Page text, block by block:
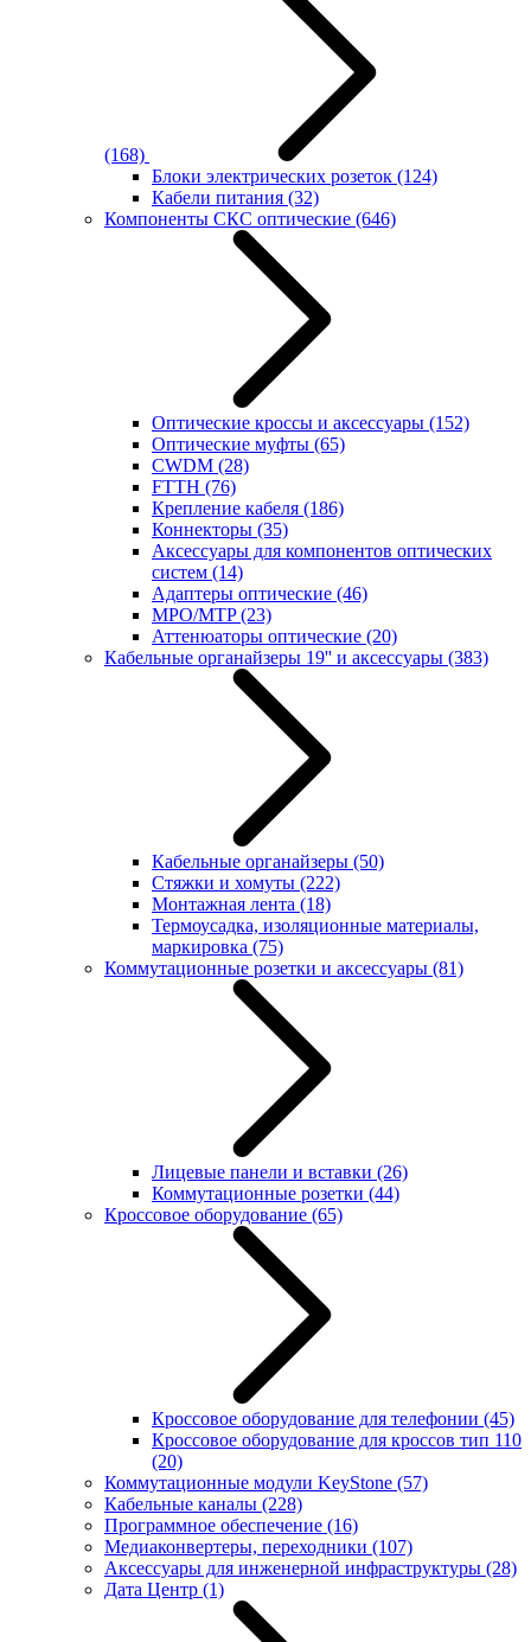
(168)
Блоки электрических розеток (124)
Кабели питания (32)
Компоненты СКС оптические (646)
Оптические кроссы и аксессуары (152)
Оптические муфты (65)
CWDM (28)
FTTH (76)
Крепление кабеля (186)
Коннекторы (35)
Аксессуары для компонентов оптических
систем (14)
Адаптеры оптические (46)
MPO/MTP(23)
Аттенюаторы оптические (20)
Кабельные органайзеры 19'' и аксессуары (383)
Кабельные органайзеры (50)
Стяжки и хомуты (222)
Монтажная лента (18)
Термоусадка, изоляционные материалы,
маркировка (75)
Коммутационные розетки и аксессуары (81)
Лицевые панели и вставки (26)
Коммутационные розетки (44)
Кроссовое оборудование (65)
Кроссовое оборудование для телефонии (45)
Кроссовое оборудование для кроссов тип 110
(20)
Коммутационные модули KeyStone (57)
Кабельные каналы (228)
Программное обеспечение (16)
Медиаконвертеры, переходники (107)
Аксессуары для инженерной инфраструктуры (28)
Дата Центр (1)